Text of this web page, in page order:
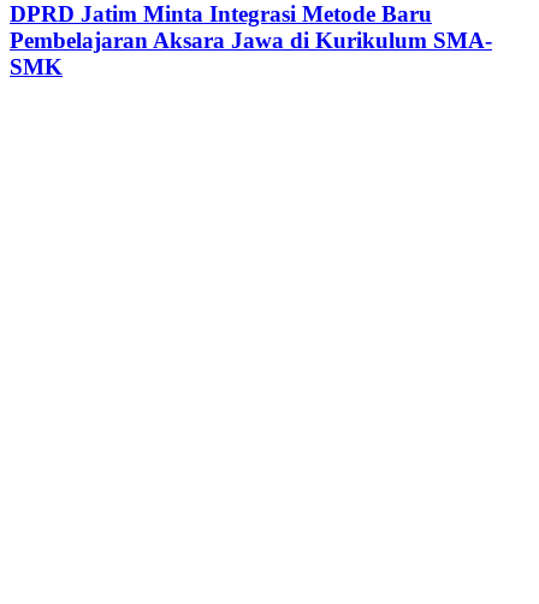
DPRD Jatim Minta Integrasi Metode Baru
Pembelajaran Aksara Jawa di Kurikulum SMA-
SMK